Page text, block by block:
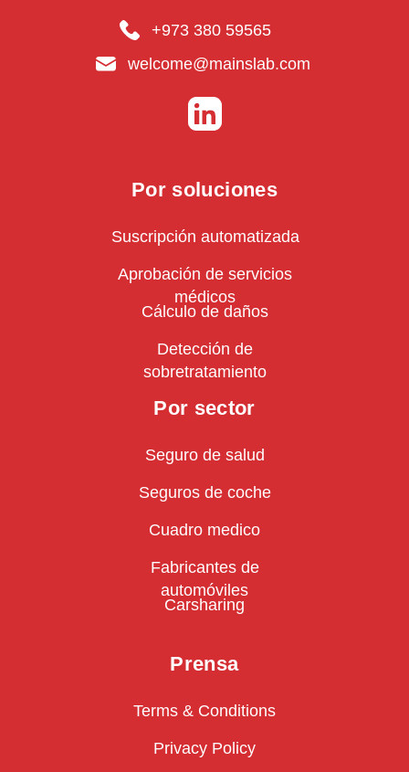
+973 380 59565
Por soluciones
Por sector
Prensa
Suscripción automatizada
Seguros de coche
Privacy Policy
Aprobación de servicios
médicos
Cuadro medico
Cálculo de daños
Fabricantes de
automóviles
Carsharing
Detección de
sobretratamiento
Seguro de salud
Terms & Conditions
welcome@mainslab.com